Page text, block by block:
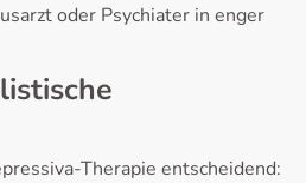
oder Psychiater in enger
Therapie entscheidend: